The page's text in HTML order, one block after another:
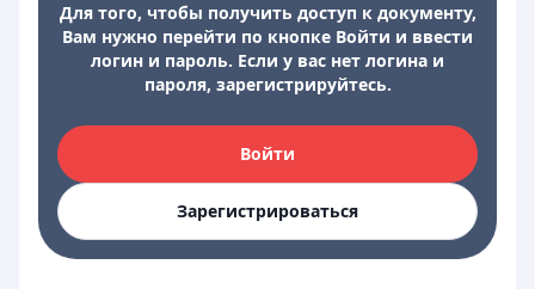
Для того, чтобы получить доступ к документу,
Вам нужно перейти по кнопке Войти и ввести
логин и пароль. Если у вас нет логина и
пароля, зарегистрируйтесь.
Войти
Зарегистрироваться